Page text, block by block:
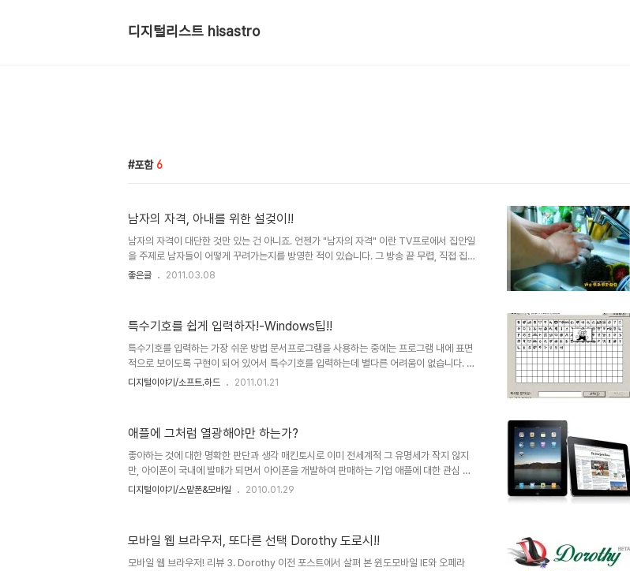
디지털리스트 hisastro
포함 6
남자의 자격, 아내를 위한 설겆이!!
남자의 자격이 대단한 것만 있는 건 아니죠. 언젠가 "남자의 자격" 이란 TV프로에서 집안일
을 주제로 남자들이 어떻게 꾸려가는지를 방영한 적이 있습니다. 그 방송 끝 무렵, 직접 집
안일을 해본 후 정말 힘들다는 것을 느낀 개그맨 이경규 씨가 마지막 대사로 말을 합니다.
그런데, 아이러니하게도 결혼 전 대부분 남자들은 무엇이든 다 잘해줄 것처럼 예비 아내에
게 말합니다. 그러나 정작 결혼 후 모습은 다들 약속이라도 한 듯 결혼 전 얘기와는..
좋은글 2011.03.08
특수기호를 쉽게 입력하자!-Windows팁!!
특수기호를 입력하는 가장 쉬운 방법 문서프로그램을 사용하는 중에는 프로그램 내에 표면
적으로 보이도록 구현이 되어 있어서 특수기호를 입력하는데 별다른 어려움이 없습니다. 또
한 대부분의 웹상의 블로그 및 카페 게시판들의 html 에디터에서도 기본적으로 특수기호
기호 들을 제공하지는 않기 때문에 웹상의 글 또는 블로그의 포스트 편집에 있어서도 아주
유용하게 사용될 수 있습니다.- 하지 않는 때에는 특수기호를 입력하고자 하는데, 그 방법
을 몰라서 ..
디지털이야기/소프트.하드 2011.01.21
애플에 그처럼 열광해야만 하는가?
좋아하는 것에 대한 명확한 판단과 생각 매킨토시로 이미 전세계적 그 유명세가 작지 않지
만, 아이폰이 국내에 발매가 되면서 아이폰을 개발하여 판매하는 기업 애플에 대한 관심 또
한 더욱 높아졌습니다. 더우기 아이팻-iPod은 아이팟인데, 왜 iPad는 아이패드일까?- 의
합니다. 이에 대하여 언젠가 모튜님께서 쓰셨던 아이폰에 대한 포스트에서나 꼬뮌님의 생각
에서도 일부 공통된 느낌이 들어있어 언젠가 이에 대한 글을 쓰고자 했었데, 마침 글을 ..
디지털이야기/스맡폰&모바일 2010.01.29
모바일 웹 브라우저, 또다른 선택 Dorothy 도로시!!
모바일 웹 브라우저! 리뷰 3. Dorothy 이전 포스트에서 살펴 본 윈도모바일 IE와 오페라